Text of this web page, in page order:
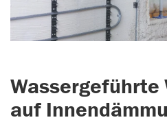
Wassergeführte
auf